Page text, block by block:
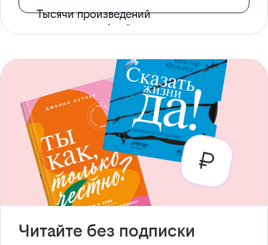
Тысячи произведений
с доступом офлайн
Читайте без подписки